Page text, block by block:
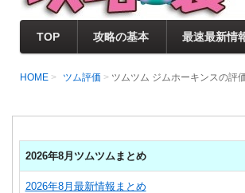
TOP 攻略の基本 最速最新情
HOME ツム評価 ツムツム ジムホーキンスの評
2026年8月ツムツムまとめ
2026年8月最新情報まとめ